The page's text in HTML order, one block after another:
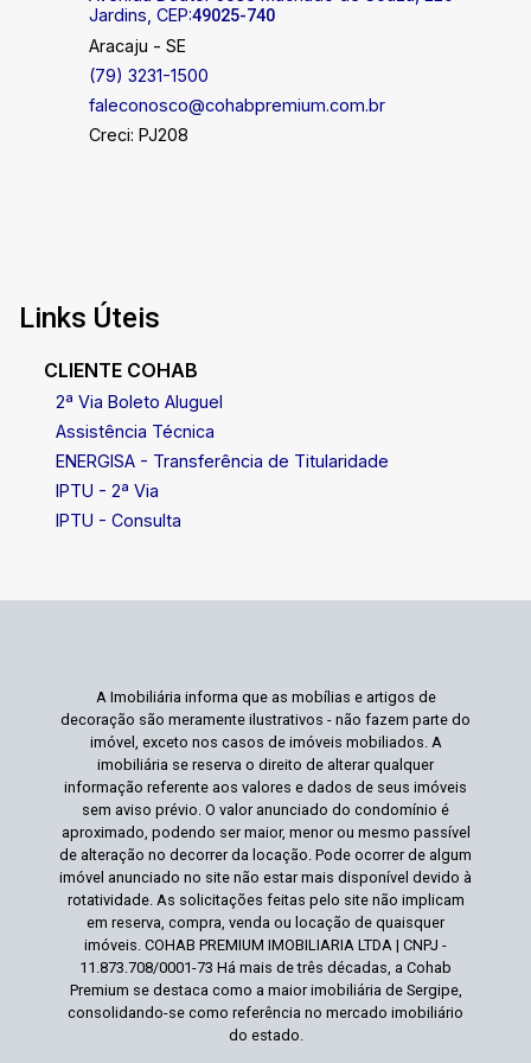
Jardins, CEP:49025-740
Aracaju - SE
(79) 3231-1500
faleconosco@cohabpremium.com.br
Creci: PJ208
Links Úteis
CLIENTE COHAB
2ª Via Boleto Aluguel
Assistência Técnica
ENERGISA - Transferência de Titularidade
IPTU - 2ª Via
IPTU - Consulta
A Imobiliária informa que as mobílias e artigos de
decoração são meramente ilustrativos - não fazem parte do
imóvel, exceto nos casos de imóveis mobiliados. A
imobiliária se reserva o direito de alterar qualquer
informação referente aos valores e dados de seus imóveis
sem aviso prévio. O valor anunciado do condomínio é
aproximado, podendo ser maior, menor ou mesmo passível
de alteração no decorrer da locação. Pode ocorrer de algum
imóvel anunciado no site não estar mais disponível devido à
rotatividade. As solicitações feitas pelo site não implicam
em reserva, compra, venda ou locação de quaisquer
imóveis. COHAB PREMIUM IMOBILIARIA LTDA | CNPJ -
11.873.708/0001-73 Há mais de três décadas, a Cohab
Premium se destaca como a maior imobiliária de Sergipe,
consolidando-se como referência no mercado imobiliário
do estado.